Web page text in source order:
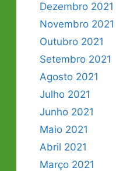
Dezembro 2021
Novembro 2021
Outubro 2021
Setembro 2021
Agosto 2021
Julho 2021
Junho 2021
Maio 2021
Abril 2021
Março 2021